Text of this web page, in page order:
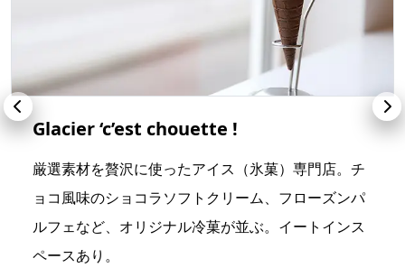
Glacier ‘c’est chouette !
厳選素材を贅沢に使ったアイス（氷菓）専門店。チ
ョコ風味のショコラソフトクリーム、フローズンパ
ルフェなど、オリジナル冷菓が並ぶ。イートインス
ペースあり。